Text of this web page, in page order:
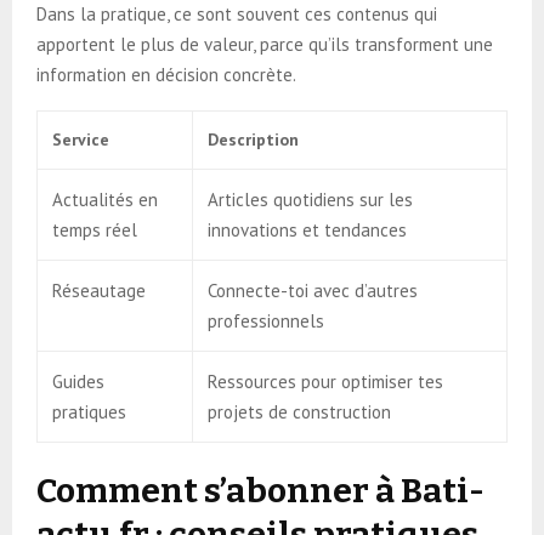
Dans la pratique, ce sont souvent ces contenus qui
apportent le plus de valeur, parce qu’ils transforment une
information en décision concrète.
Service Description
Actualités en
temps réel
Articles quotidiens sur les
innovations et tendances
Réseautage
Connecte-toi avec d’autres
professionnels
Guides
pratiques
Ressources pour optimiser tes
projets de construction
Comment s’abonner à Bati-